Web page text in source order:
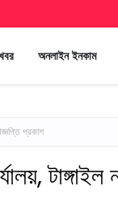
অনলাইন ইনকাম
প্রকাশ